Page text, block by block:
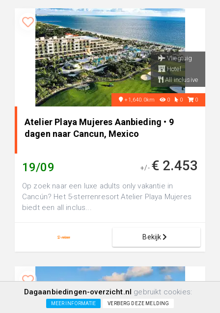
Vliegtuig
Hotel
All inclusive
+1,640.0km 0 0 0
Atelier Playa Mujeres Aanbieding • 9
dagen naar Cancun, Mexico
19/09 +/- € 2.453
Op zoek naar een luxe adults only vakantie in
Cancún? Het 5-sterrenresort Atelier Playa Mujeres
biedt een all inclus...
Bekijk
Dagaanbiedingen-overzicht.nl gebruikt cookies:
MEER INFORMATIE VERBERG DEZE MELDING